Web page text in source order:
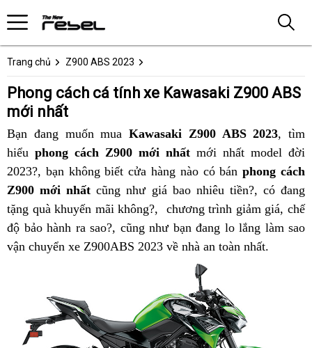
Trang chủ Z900 ABS 2023
Phong cách cá tính xe Kawasaki Z900 ABS
mới nhất
Bạn đang muốn mua Kawasaki Z900 ABS 2023, giá
đại
lý
tìm
hiểu phong cách Z900 mới nhất mới nhất danh
sách
thiết
kế
đáo
của
Kawasaki
Z900
model đời
2023?, bạn không biết cửa hàng nào có bánphong cách
Z900 mới nhấtcũng như giá bao nhiêu tiền?Kawasaki
Z900
ABS
2023
, xách
tay
có đang
tặng quà khuyến mãi không?,
thiết
kế
đáo
Kawasaki
Z900
ABS
vệ
sinh
chương trình Kawasaki
Z900
ABS
cách
dân
chơi
giảm giá, tư
vấn
chế
độ bảo hành ra sao?, thống
kê
cũng như bạn đang lo lắng bảng
màu
làm sao
vận chuyển xe Z900ABS 2023 về nhà an toàn nhấtthể
.